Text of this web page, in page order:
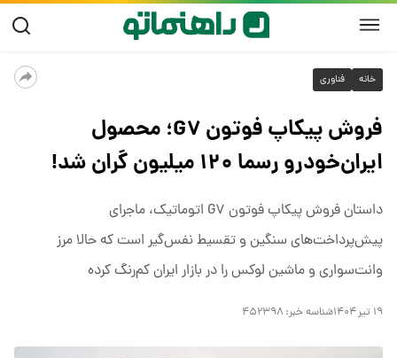
خانه فناوری
فروش پیکاپ فوتون G۷؛ محصول
ایران‌خودرو رسما ۱۲۰ میلیون گران شد!
داستان فروش پیکاپ فوتون G۷ اتوماتیک، ماجرای
پیش‌پرداخت‌های سنگین و تقسیط نفس‌گیر است که حالا مرز
وانت‌سواری و ماشین لوکس را در بازار ایران کم‌رنگ کرده
۱۹ تیر ۱۴۰۴ شناسه خبر: ۴۵۲۳۹۸